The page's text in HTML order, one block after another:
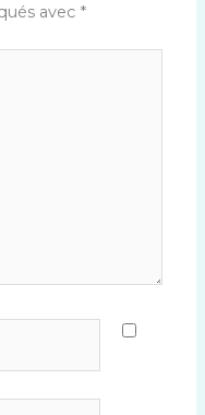
avec *